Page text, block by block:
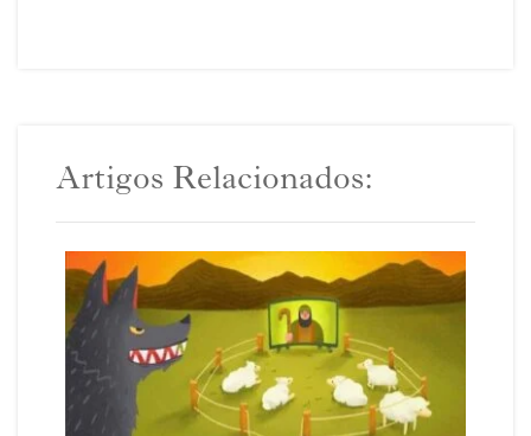
Artigos Relacionados: